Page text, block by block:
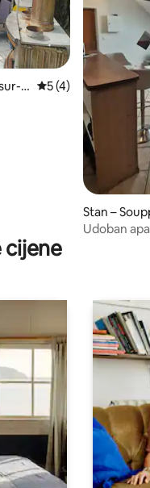
L
Prosječna ocjena:
5 (4)
Stan –
Udoban
cijene